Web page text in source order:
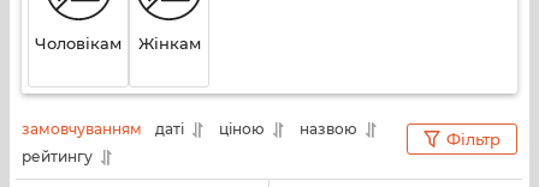
Чоловікам Жінкам
замовчуванням даті ціною
назвою
рейтингу
Фільтр